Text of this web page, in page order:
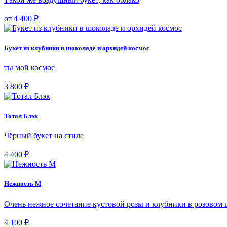
от 4 400 ₽
Букет из клубники в шоколаде и орхидей космос
ты мой космос
3 800 ₽
Тотал Блэк
Чёрный букет на стиле
4 400 ₽
Нежность М
Очень нежное сочетание кустовой розы и клубники в розовом
4 100 ₽